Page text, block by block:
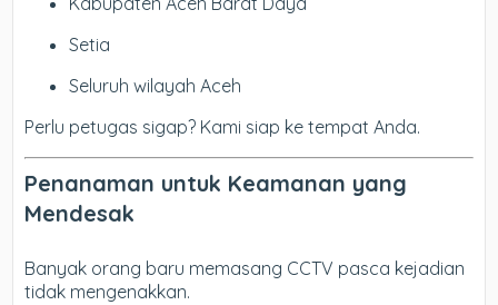
Setia
Seluruh wilayah Aceh
Perlu petugas sigap? Kami siap ke tempat Anda.
Penanaman untuk Keamanan yang
Mendesak
Banyak orang baru memasang CCTV pasca kejadian
tidak mengenakkan.